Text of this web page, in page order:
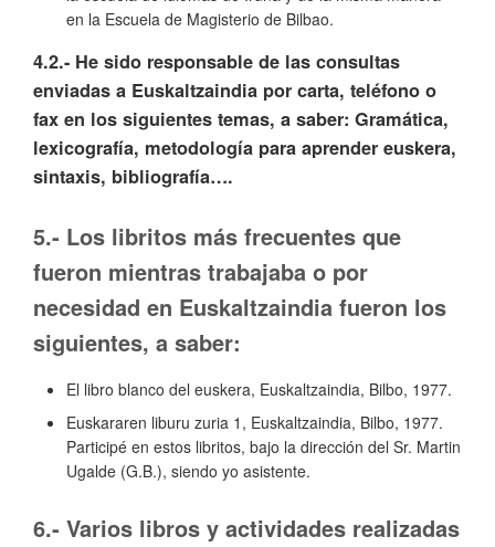
en la Escuela de Magisterio de Bilbao.
4.2.- He sido responsable de las consultas
enviadas a Euskaltzaindia por carta, teléfono o
fax en los siguientes temas, a saber: Gramática,
lexicografía, metodología para aprender euskera,
sintaxis, bibliografía….
5.- Los libritos más frecuentes que
fueron mientras trabajaba o por
necesidad en Euskaltzaindia fueron los
siguientes, a saber:
El libro blanco del euskera, Euskaltzaindia, Bilbo, 1977.
Euskararen liburu zuria 1, Euskaltzaindia, Bilbo, 1977.
Participé en estos libritos, bajo la dirección del Sr. Martin
Ugalde (G.B.), siendo yo asistente.
6.- Varios libros y actividades realizadas